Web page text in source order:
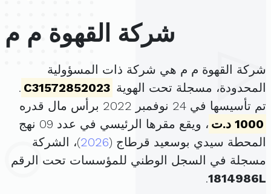
شركة القهوة م م
شركة القهوة م م هي شركة ذات المسؤولية
المحدودة، مسجلة تحت الهوية C31572852023
.
تم تأسيسها في 24 نوفمبر 2022 برأس مال قدره
1000 د.ت
، ويقع مقرها الرئيسي في عدد 09 نهج
المحطة سيدي بوسعيد قرطاج (2026)، الشركة
مسجلة في السجل الوطني للمؤسسات تحت الرقم
1814986L
.